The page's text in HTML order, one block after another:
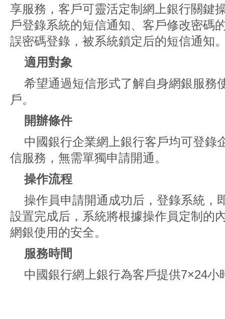
享服務，客戶可靈活定制網上銀行關鍵
戶登錄系統的短信通知、客戶修改密碼
誤密碼登錄，被系統鎖定后的短信通知
適用對象
希望通過短信形式了解自身網銀服務
戶。
開辦條件
中國銀行企業網上銀行客戶均可登錄
信服務，無需單獨申請開通。
操作流程
操作員申請開通成功后，登錄系統，
設置完成后，系統將根據操作員定制的
網銀使用的安全。
服務時間
中國銀行網上銀行為客戶提供7×24小